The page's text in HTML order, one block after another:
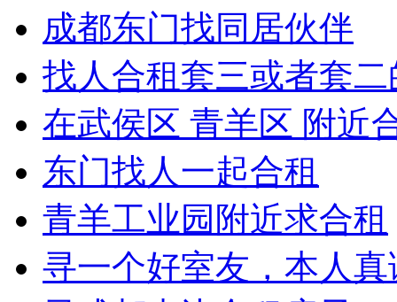
成都东门找同居伙伴
找人合租套三或者套
在武侯区 青羊区 附近
东门找人一起合租
青羊工业园附近求合租
寻一个好室友，本人